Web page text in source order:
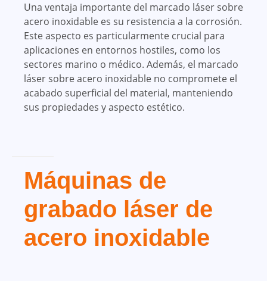
Una ventaja importante del marcado láser sobre
acero inoxidable es su resistencia a la corrosión.
Este aspecto es particularmente crucial para
aplicaciones en entornos hostiles, como los
sectores marino o médico. Además, el marcado
láser sobre acero inoxidable no compromete el
acabado superficial del material, manteniendo
sus propiedades y aspecto estético.
Máquinas de
grabado láser de
acero inoxidable